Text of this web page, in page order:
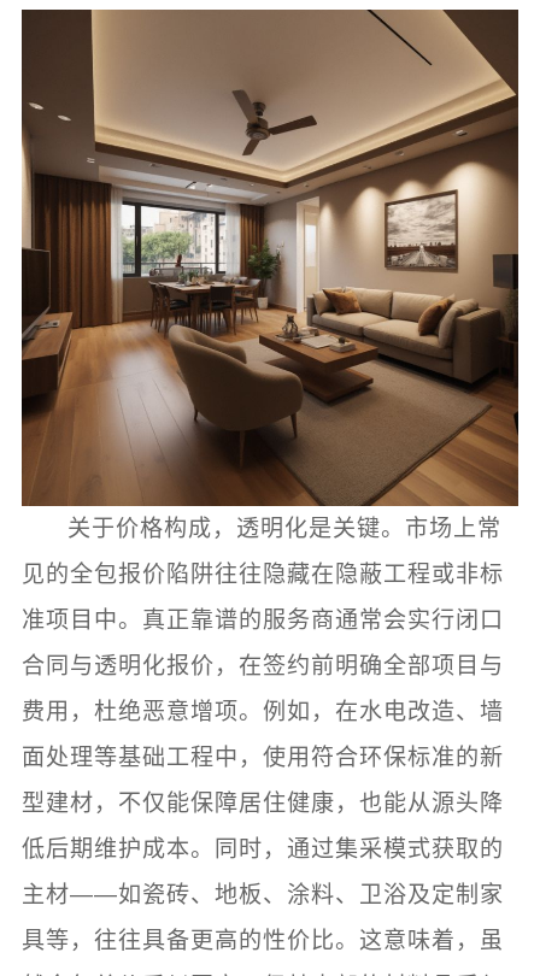
关于价格构成，透明化是关键。市场上常
见的全包报价陷阱往往隐藏在隐蔽工程或非标
准项目中。真正靠谱的服务商通常会实行闭口
合同与透明化报价，在签约前明确全部项目与
费用，杜绝恶意增项。例如，在水电改造、墙
面处理等基础工程中，使用符合环保标准的新
型建材，不仅能保障居住健康，也能从源头降
低后期维护成本。同时，通过集采模式获取的
主材——如瓷砖、地板、涂料、卫浴及定制家
具等，往往具备更高的性价比。这意味着，虽